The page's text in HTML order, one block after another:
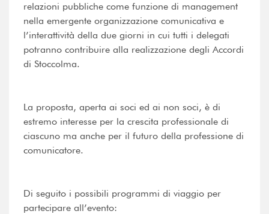
relazioni pubbliche come funzione di management
nella emergente organizzazione comunicativa e
l’interattività della due giorni in cui tutti i delegati
potranno contribuire alla realizzazione degli Accordi
di Stoccolma.
La proposta, aperta ai soci ed ai non soci, è di
estremo interesse per la crescita professionale di
ciascuno ma anche per il futuro della professione di
comunicatore.
Di seguito i possibili programmi di viaggio per
partecipare all’evento: